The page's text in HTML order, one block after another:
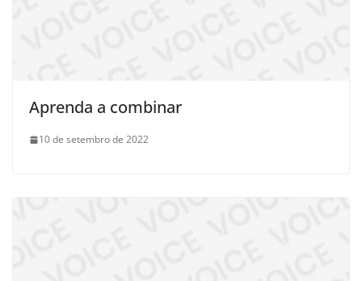
Aprenda a combinar
10 de setembro de 2022